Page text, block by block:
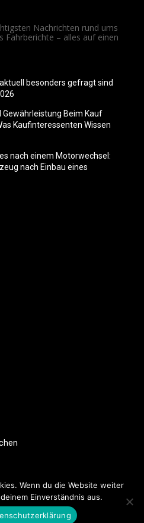
Nachrichten rund ums
Fahrberichte – alles auf einen
besonders gefragt sind
Gewährleistung Beim Kauf
Kaufinteressenten Wissen
nach einem Motorwechsel:
nach Einbau eines
Wenn du die Website weiter
Einverständnis aus.